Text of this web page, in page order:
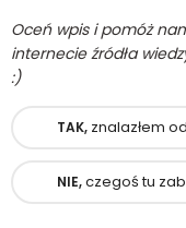
Oceń wpis i pomóż
internecie źródła
:)
TAK, znalazłem
NIE,czegoś tu